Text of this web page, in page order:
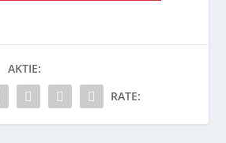
AKTIE:
RATE: